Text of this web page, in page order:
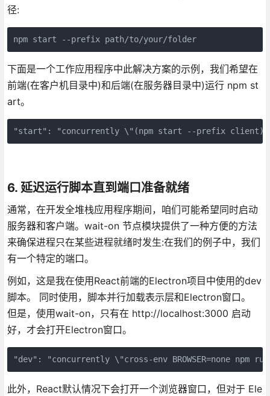
径:
npm start --prefix path/to/your/folder
下面是一个工作应用程序中此解决方案的示例，我们希望在
前端(在客户机目录中)和后端(在服务器目录中)运行 npm st
art。
"start": "concurrently \"(npm start --prefix
6. 延迟运行脚本直到端口准备就绪
通常，在开发全堆栈应用程序期间，咱们可能希望同时启动
服务器和客户端。wait-on 节点模块提供了一种方便的方法
来确保进程只在某些进程就绪时发生:在我们的例子中，我们
有一个特定的端口。
例如，这是我在使用React前端的Electron项目中使用的dev
脚本。 同时使用，脚本并行加载表示层和Electron窗口。
但是，使用wait-on，只有在 http://localhost:3000 启动
好，才会打开Electron窗口。
此外，React默认情况下会打开一个浏览器窗口，但对于 Ele